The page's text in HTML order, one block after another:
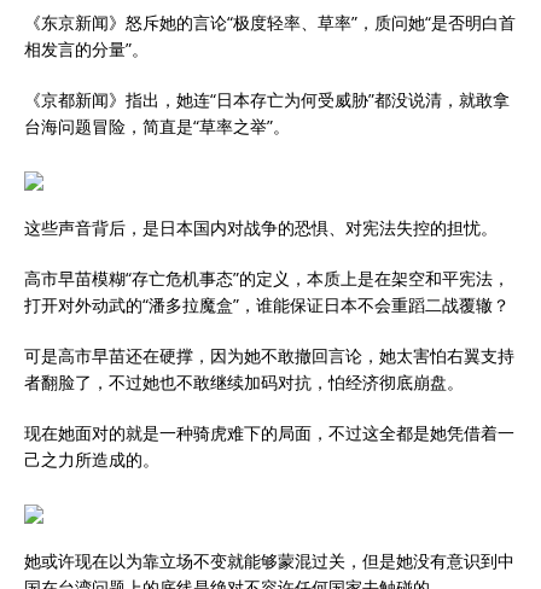
《东京新闻》怒斥她的言论“极度轻率、草率”，质问她“是否明白首
相发言的分量”。
《京都新闻》指出，她连“日本存亡为何受威胁”都没说清，就敢拿
台海问题冒险，简直是“草率之举”。
这些声音背后，是日本国内对战争的恐惧、对宪法失控的担忧。
高市早苗模糊“存亡危机事态”的定义，本质上是在架空和平宪法，
打开对外动武的“潘多拉魔盒”，谁能保证日本不会重蹈二战覆辙？
可是高市早苗还在硬撑，因为她不敢撤回言论，她太害怕右翼支持
者翻脸了，不过她也不敢继续加码对抗，怕经济彻底崩盘。
现在她面对的就是一种骑虎难下的局面，不过这全都是她凭借着一
己之力所造成的。
她或许现在以为靠立场不变就能够蒙混过关，但是她没有意识到中